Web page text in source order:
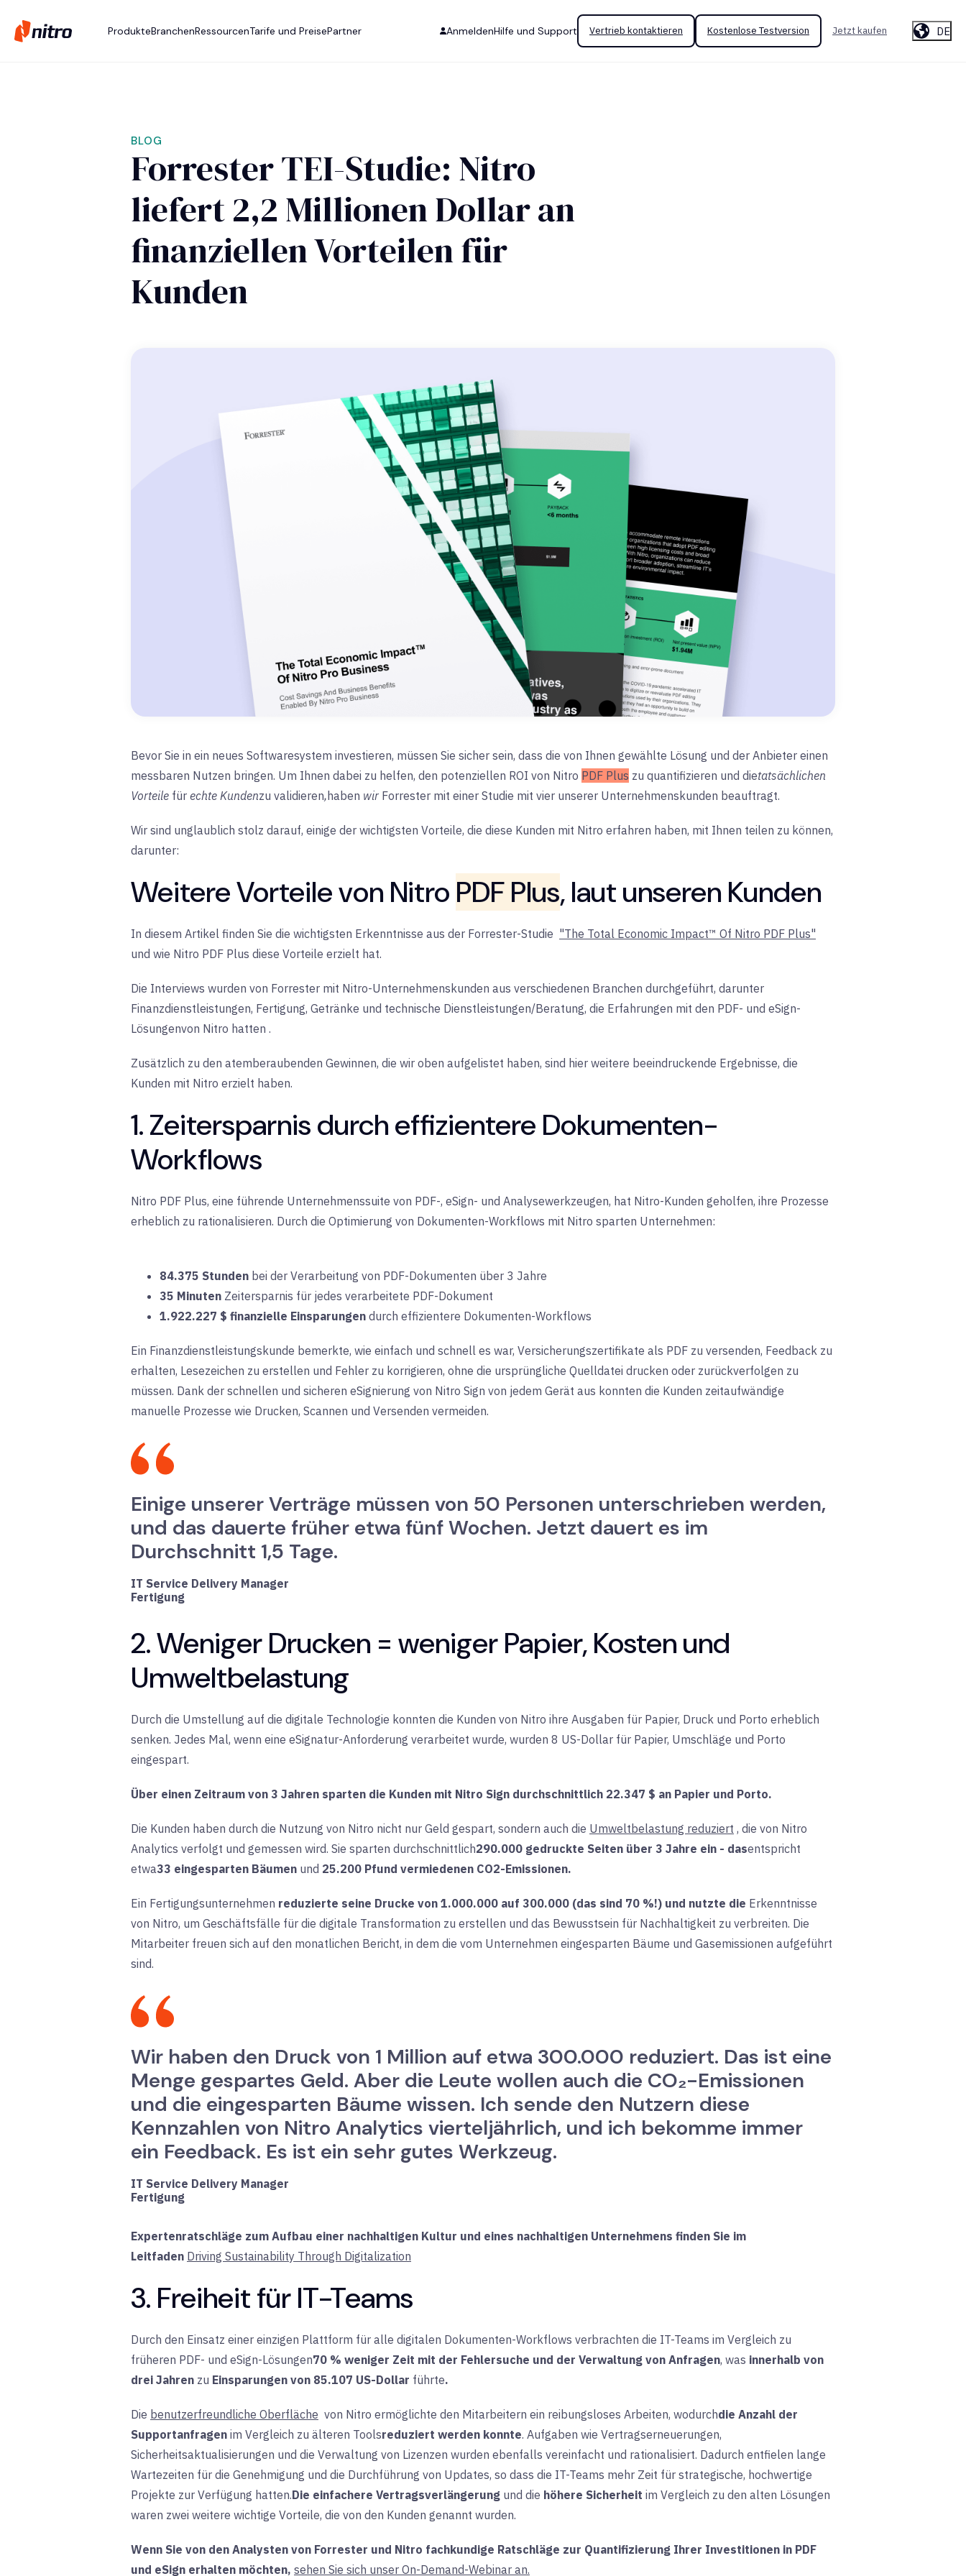
ProdukteBranchenRessourcenTarife und PreisePartner AnmeldenHilfe und Support Vertrieb kontaktieren Kostenlose Testversion Jetzt kaufen DE
BLOG
Forrester TEI-Studie: Nitro
liefert 2,2 Millionen Dollar an
finanziellen Vorteilen für
Kunden
Bevor Sie in ein neues Softwaresystem investieren, müssen Sie sicher sein, dass die von Ihnen gewählte Lösung und der Anbieter einen
messbaren Nutzen bringen. Um Ihnen dabei zu helfen, den potenziellen ROI von Nitro PDF Plus zu quantifizieren und dietatsächlichen
Vorteile für echte Kundenzu validieren,haben wir Forrester mit einer Studie mit vier unserer Unternehmenskunden beauftragt.
Wir sind unglaublich stolz darauf, einige der wichtigsten Vorteile, die diese Kunden mit Nitro erfahren haben, mit Ihnen teilen zu können,
darunter:
Weitere Vorteile von Nitro PDF Plus, laut unseren Kunden
In diesem Artikel finden Sie die wichtigsten Erkenntnisse aus der Forrester-Studie "The Total Economic Impact™ Of Nitro PDF Plus"
und wie Nitro PDF Plus diese Vorteile erzielt hat.
Die Interviews wurden von Forrester mit Nitro-Unternehmenskunden aus verschiedenen Branchen durchgeführt, darunter
Finanzdienstleistungen, Fertigung, Getränke und technische Dienstleistungen/Beratung, die Erfahrungen mit den PDF- und eSign-
Lösungenvon Nitro hatten .
Zusätzlich zu den atemberaubenden Gewinnen, die wir oben aufgelistet haben, sind hier weitere beeindruckende Ergebnisse, die
Kunden mit Nitro erzielt haben.
1. Zeitersparnis durch effizientere Dokumenten-
Workflows
Nitro PDF Plus, eine führende Unternehmenssuite von PDF-, eSign- und Analysewerkzeugen, hat Nitro-Kunden geholfen, ihre Prozesse
erheblich zu rationalisieren. Durch die Optimierung von Dokumenten-Workflows mit Nitro sparten Unternehmen:
84.375 Stunden bei der Verarbeitung von PDF-Dokumenten über 3 Jahre
35 Minuten Zeitersparnis für jedes verarbeitete PDF-Dokument
1.922.227 $ finanzielle Einsparungen durch effizientere Dokumenten-Workflows
Ein Finanzdienstleistungskunde bemerkte, wie einfach und schnell es war, Versicherungszertifikate als PDF zu versenden, Feedback zu
erhalten, Lesezeichen zu erstellen und Fehler zu korrigieren, ohne die ursprüngliche Quelldatei drucken oder zurückverfolgen zu
müssen. Dank der schnellen und sicheren eSignierung von Nitro Sign von jedem Gerät aus konnten die Kunden zeitaufwändige
manuelle Prozesse wie Drucken, Scannen und Versenden vermeiden.
Einige unserer Verträge müssen von 50 Personen unterschrieben werden,
und das dauerte früher etwa fünf Wochen. Jetzt dauert es im
Durchschnitt 1,5 Tage.
IT Service Delivery Manager
Fertigung
2. Weniger Drucken = weniger Papier, Kosten und
Umweltbelastung
Durch die Umstellung auf die digitale Technologie konnten die Kunden von Nitro ihre Ausgaben für Papier, Druck und Porto erheblich
senken. Jedes Mal, wenn eine eSignatur-Anforderung verarbeitet wurde, wurden 8 US-Dollar für Papier, Umschläge und Porto
eingespart.
Über einen Zeitraum von 3 Jahren sparten die Kunden mit Nitro Sign durchschnittlich 22.347 $ an Papier und Porto.
Die Kunden haben durch die Nutzung von Nitro nicht nur Geld gespart, sondern auch die Umweltbelastung reduziert , die von Nitro
Analytics verfolgt und gemessen wird. Sie sparten durchschnittlich290.000 gedruckte Seiten über 3 Jahre ein - dasentspricht
etwa33 eingesparten Bäumen und 25.200 Pfund vermiedenen CO2-Emissionen.
Ein Fertigungsunternehmen reduzierte seine Drucke von 1.000.000 auf 300.000 (das sind 70 %!) und nutzte die Erkenntnisse
von Nitro, um Geschäftsfälle für die digitale Transformation zu erstellen und das Bewusstsein für Nachhaltigkeit zu verbreiten. Die
Mitarbeiter freuen sich auf den monatlichen Bericht, in dem die vom Unternehmen eingesparten Bäume und Gasemissionen aufgeführt
sind.
Wir haben den Druck von 1 Million auf etwa 300.000 reduziert. Das ist eine
Menge gespartes Geld. Aber die Leute wollen auch die CO₂-Emissionen
und die eingesparten Bäume wissen. Ich sende den Nutzern diese
Kennzahlen von Nitro Analytics vierteljährlich, und ich bekomme immer
ein Feedback. Es ist ein sehr gutes Werkzeug.
IT Service Delivery Manager
Fertigung
Expertenratschläge zum Aufbau einer nachhaltigen Kultur und eines nachhaltigen Unternehmens finden Sie im
Leitfaden Driving Sustainability Through Digitalization
3. Freiheit für IT-Teams
Durch den Einsatz einer einzigen Plattform für alle digitalen Dokumenten-Workflows verbrachten die IT-Teams im Vergleich zu
früheren PDF- und eSign-Lösungen70 % weniger Zeit mit der Fehlersuche und der Verwaltung von Anfragen, was innerhalb von
drei Jahren zu Einsparungen von 85.107 US-Dollar führte.
Die benutzerfreundliche Oberfläche von Nitro ermöglichte den Mitarbeitern ein reibungsloses Arbeiten, wodurchdie Anzahl der
Supportanfragen im Vergleich zu älteren Toolsreduziert werden konnte. Aufgaben wie Vertragserneuerungen,
Sicherheitsaktualisierungen und die Verwaltung von Lizenzen wurden ebenfalls vereinfacht und rationalisiert. Dadurch entfielen lange
Wartezeiten für die Genehmigung und die Durchführung von Updates, so dass die IT-Teams mehr Zeit für strategische, hochwertige
Projekte zur Verfügung hatten.Die einfachere Vertragsverlängerung und die höhere Sicherheit im Vergleich zu den alten Lösungen
waren zwei weitere wichtige Vorteile, die von den Kunden genannt wurden.
Wenn Sie von den Analysten von Forrester und Nitro fachkundige Ratschläge zur Quantifizierung Ihrer Investitionen in PDF
und eSign erhalten möchten, sehen Sie sich unser On-Demand-Webinar an.